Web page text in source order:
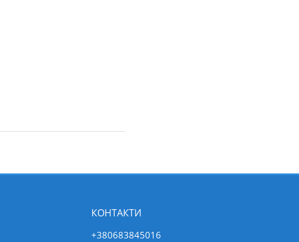
КОНТАКТИ
+380683845016